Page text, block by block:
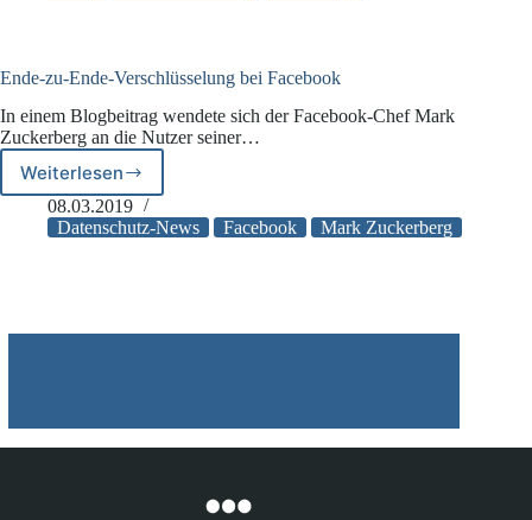
Ende-zu-Ende-Verschlüsselung bei Facebook
In einem Blogbeitrag wendete sich der Facebook-Chef Mark
Zuckerberg an die Nutzer seiner…
Weiterlesen
Ende-
zu-
Ende-
08.03.2019
Datenschutz-News
Facebook Mark Zuckerberg